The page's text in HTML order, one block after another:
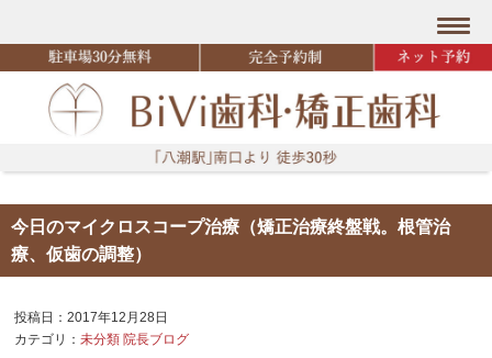
今日のマイクロスコープ治療（矯正治療終盤戦。根管治
療、仮歯の調整）
投稿日：2017年12月28日
カテゴリ：未分類 院長ブログ